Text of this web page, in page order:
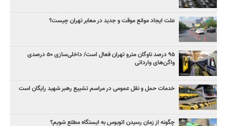
علت ایجاد موانع موقت و جدید در معابر تهران چیست؟
۹۵ درصد ناوگان مترو تهران فعال است/ داخلی‌سازی ۵۰ درصدی
واگن‌های وارداتی
خدمات حمل و نقل عمومی در مراسم تشییع رهبر شهید رایگان است
چگونه از زمان رسیدن اتوبوس به ایستگاه مطلع شویم؟